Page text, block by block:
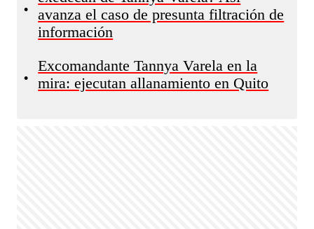
•
avanza el caso de presunta filtración de
información
•
Excomandante Tannya Varela en la
mira: ejecutan allanamiento en Quito